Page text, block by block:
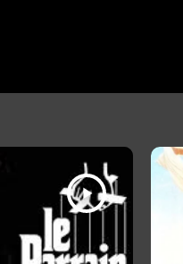
play_arrow